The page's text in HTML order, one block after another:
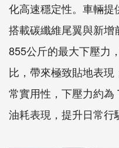
化高速穩定性。車輛提
搭載碳纖維尾翼與新增
855公斤的最大下壓力
比，帶來極致貼地表現
常實用性，下壓力約為
油耗表現，提升日常行